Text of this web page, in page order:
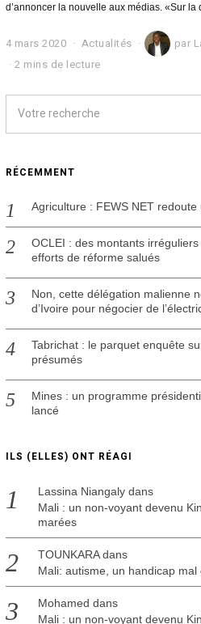
d’annoncer la nouvelle aux médias. «Sur la
4 mars 2020
m
a
2
0
Actualités par
2 mins de lecture
RÉCEMMENT
Agriculture : FEWS NET
OCLEI : des montants
efforts de réforme salués
Non, cette délégation malienne
d’Ivoire pour négocier de
Tabrichat : le parquet enquête
présumés
Mines : un programme
lancé
ILS (ELLES) ONT RÉAGI
Lassina Niangalydans
Mali : un non-voyant devenu
marées
TOUNKARAdans
Mali: autisme, un handicap mal
Mohamed dans
Mali : un non-voyant devenu